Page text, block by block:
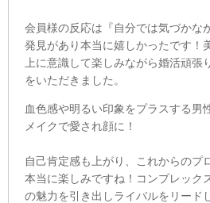
会員様の反応は『自分では気づかな
発見があり本当に嬉しかったです！
上に意識して楽しみながら婚活頑張
をいただきました。
血色感や明るい印象をプラスする男
メイクで愛され顔に！
自己肯定感も上がり、これからのプ
本当に楽しみですね！コンプレック
の魅力を引き出しライバルをリード